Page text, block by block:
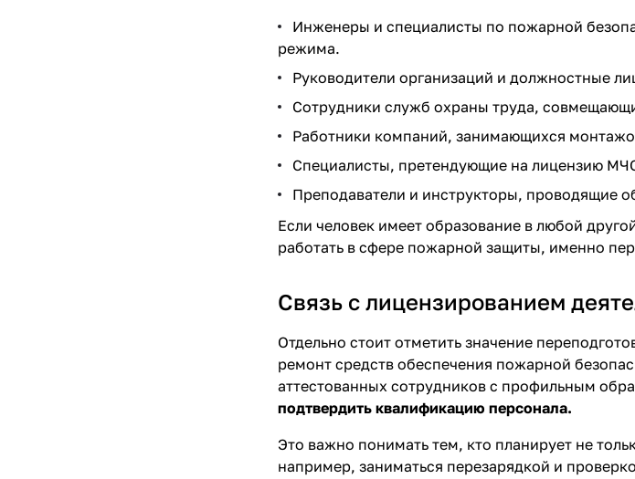
Инженеры и специалисты по пожарной
режима.
Руководители организаций и должностные
Сотрудники служб охраны труда,
Работники компаний, занимающихся
Специалисты, претендующие на лицензию
Преподаватели и инструкторы, проводящие
Если человек имеет образование в любой
работать в сфере пожарной защиты, именно
Связь с лицензированием
Отдельно стоит отметить значение
ремонт средств обеспечения пожарной
аттестованных сотрудников с профильным
подтвердить квалификацию персонала.
Это важно понимать тем, кто планирует не
например, заниматься перезарядкой и